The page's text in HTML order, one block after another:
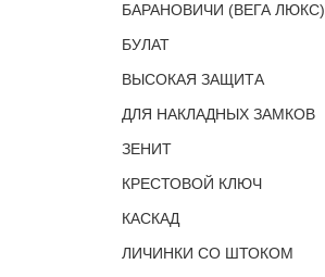
БАРАНОВИЧИ (ВЕГА ЛЮКС)
БУЛАТ
ВЫСОКАЯ ЗАЩИТА
ДЛЯ НАКЛАДНЫХ ЗАМКОВ
ЗЕНИТ
КРЕСТОВОЙ КЛЮЧ
КАСКАД
ЛИЧИНКИ СО ШТОКОМ